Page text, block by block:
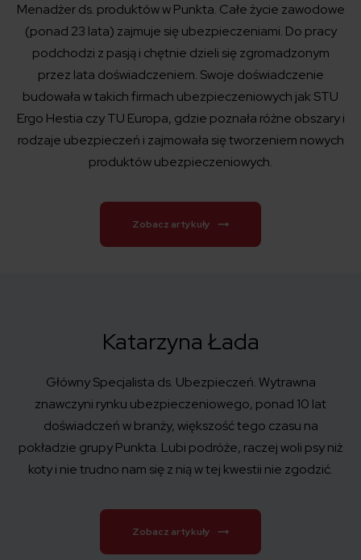
Menadżer ds. produktów w Punkta. Całe życie zawodowe
(ponad 23 lata) zajmuje się ubezpieczeniami. Do pracy
podchodzi z pasją i chętnie dzieli się zgromadzonym
przez lata doświadczeniem. Swoje doświadczenie
budowała w takich firmach ubezpieczeniowych jak STU
Ergo Hestia czy TU Europa, gdzie poznała różne obszary i
rodzaje ubezpieczeń i zajmowała się tworzeniem nowych
produktów ubezpieczeniowych.
Zobacz artykuły
Katarzyna Łada
Główny Specjalista ds. Ubezpieczeń. Wytrawna
znawczyni rynku ubezpieczeniowego, ponad 10 lat
doświadczeń w branży, większość tego czasu na
pokładzie grupy Punkta. Lubi podróże, raczej woli psy niż
koty i nie trudno nam się z nią w tej kwestii nie zgodzić.
Zobacz artykuły